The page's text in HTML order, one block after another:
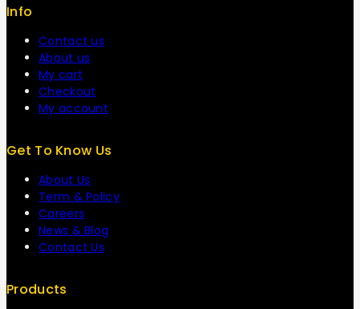
Info
Contact us
About us
My cart
Checkout
My account
Get To Know Us
About Us
Term & Policy
Careers
News & Blog
Contact Us
Products